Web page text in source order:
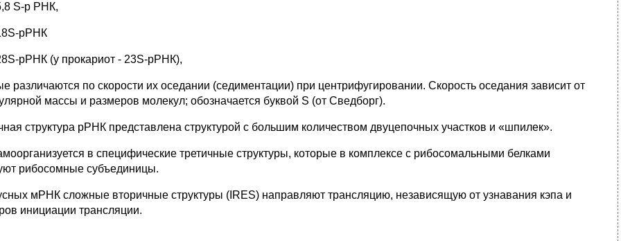
S-р РНК,
рРНК
рРНК (у прокариот - 23S-рРНК),
различаются по скорости их оседании (седиментации) при центрифугировании. Скорость оседания зависит от
массы и размеров молекул; обозначается буквой S (от Сведборг).
структура рРНК представлена структурой с большим количеством двуцепочных участков и «шпилек».
в специфические третичные структуры, которые в комплексе с рибосомальными белками
рибосомные субъединицы.
мРНК сложные вторичные структуры (IRES) направляют трансляцию, независящую от узнавания кэпа и
инициации трансляции.